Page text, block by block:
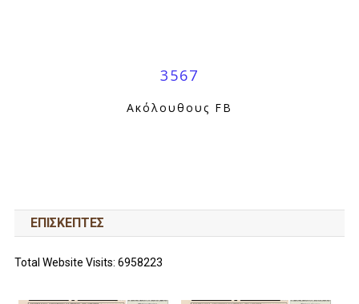
3567
Ακόλουθους FB
ΕΠΙΣΚΕΠΤΕΣ
Total Website Visits: 6958223